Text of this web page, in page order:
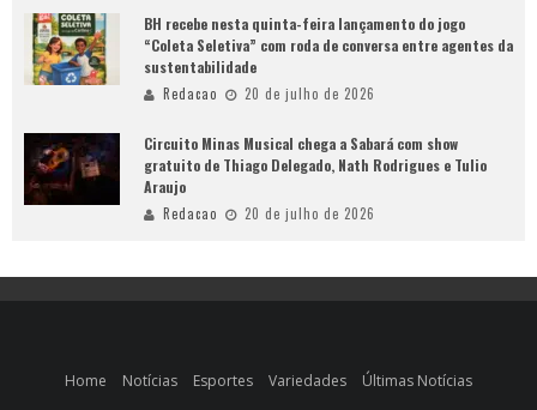
BH recebe nesta quinta-feira lançamento do jogo
“Coleta Seletiva” com roda de conversa entre agentes da
sustentabilidade
Redacao 20 de julho de 2026
Circuito Minas Musical chega a Sabará com show
gratuito de Thiago Delegado, Nath Rodrigues e Tulio
Araujo
Redacao 20 de julho de 2026
Home Notícias Esportes Variedades Últimas Notícias